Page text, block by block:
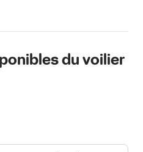
du voilier